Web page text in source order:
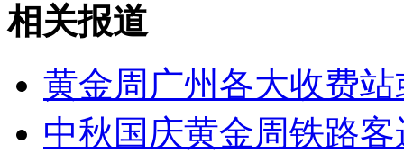
相关报道
黄金周广州各大收费
中秋国庆黄金周铁路